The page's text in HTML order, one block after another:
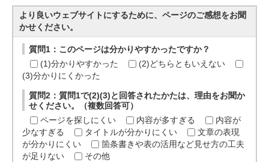
より良いウェブサイトにするために、ページのご感想をお聞
かせください。
質問1：このページは分かりやすかったですか？
(1)分かりやすかった
(2)どちらともいえない
(3)分かりにくかった
質問2：質問1で(2)(3)と回答されたかたは、理由をお聞か
せください。（複数回答可）
ページを探しにくい
内容が多すぎる
内容が
少なすぎる
タイトルが分かりにくい
文章の表現
が分かりにくい
箇条書きや表の活用など見せ方の工夫
が足りない
その他